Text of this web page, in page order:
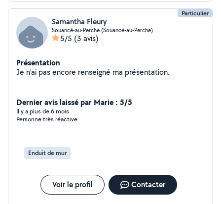
Particulier
Samantha Fleury
Souancé-au-Perche (Souancé-au-Perche)
5/5 (3 avis)
Présentation
Je n'ai pas encore renseigné ma présentation.
Dernier avis laissé par Marie : 5/5
Il y a plus de 6 mois
Personne très réactive
Enduit de mur
Voir le profil Contacter